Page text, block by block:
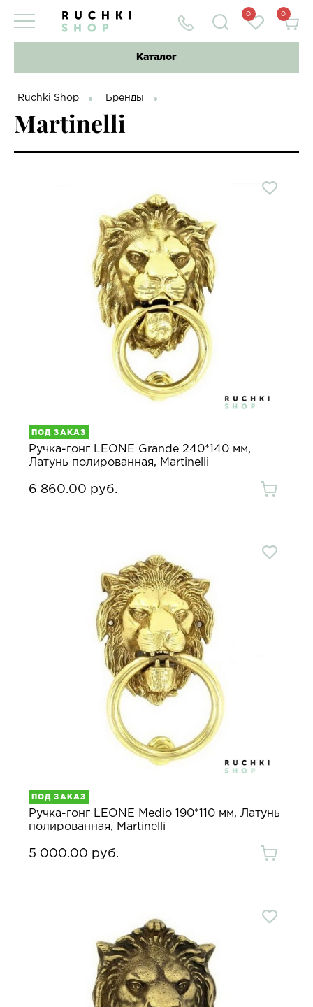
0 0
Каталог
Ruchki Shop Бренды
Martinelli
ПОД ЗАКАЗ
Ручка-гонг LEONE Grande 240*140 мм,
Латунь полированная, Martinelli
6 860.00 руб.
ПОД ЗАКАЗ
Ручка-гонг LEONE Medio 190*110 мм, Латунь
полированная, Martinelli
5 000.00 руб.